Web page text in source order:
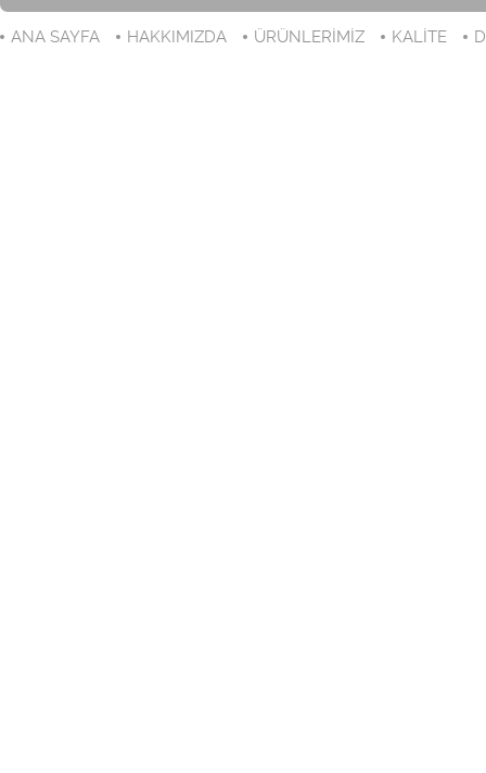
ANA SAYFA HAKKIMIZDA ÜRÜNLERİMİZ KALİTE